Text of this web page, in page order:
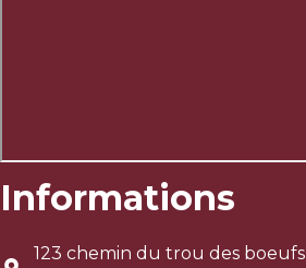
Informations
123 chemin du trou des boeufs